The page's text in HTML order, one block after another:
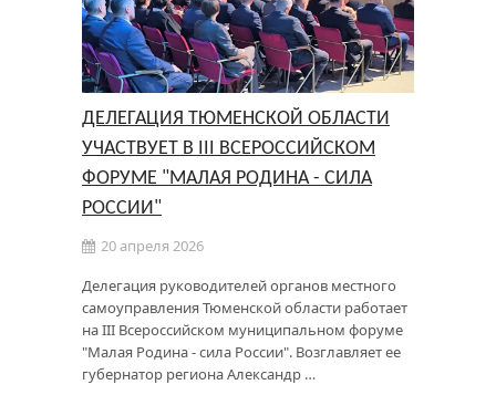
ДЕЛЕГАЦИЯ ТЮМЕНСКОЙ ОБЛАСТИ
УЧАСТВУЕТ В III ВСЕРОССИЙСКОМ
ФОРУМЕ "МАЛАЯ РОДИНА - СИЛА
РОССИИ"
20 апреля 2026
Делегация руководителей органов местного
самоуправления Тюменской области работает
на III Всероссийском муниципальном форуме
"Малая Родина - сила России". Возглавляет ее
губернатор региона Александр …